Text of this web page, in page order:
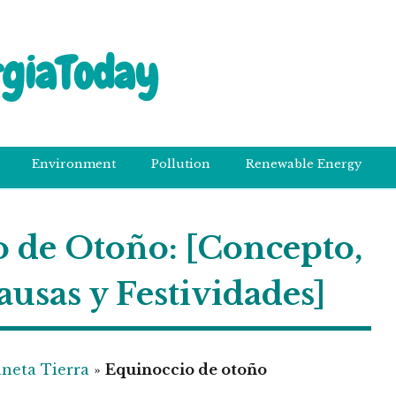
Environment Pollution Renewable Energy
de Otoño: [Concepto,
y Festividades]
Tierra» Equinoccio de otoño